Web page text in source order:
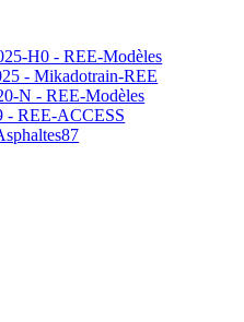
H0 - REE-Modèles
- Mikadotrain-REE
N - REE-Modèles
- REE-ACCESS